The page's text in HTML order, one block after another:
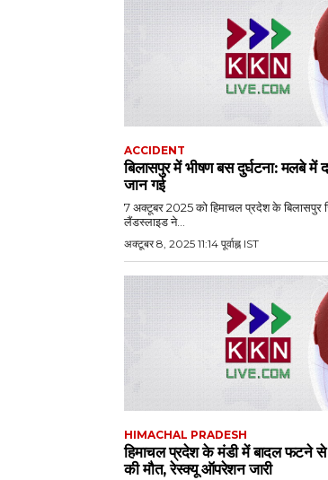
ACCIDENT
बिलासपुर में भीषण बस दुर्घटना: मलबे में
जान गई
7 अक्टूबर 2025 को हिमाचल प्रदेश के बिलासपुर
लैंडस्लाइड ने...
अक्टूबर 8, 2025 11:14 पूर्वाह्न IST
HIMACHAL PRADESH
हिमाचल प्रदेश के मंडी में बादल फटने से
की मौत, रेस्क्यू ऑपरेशन जारी